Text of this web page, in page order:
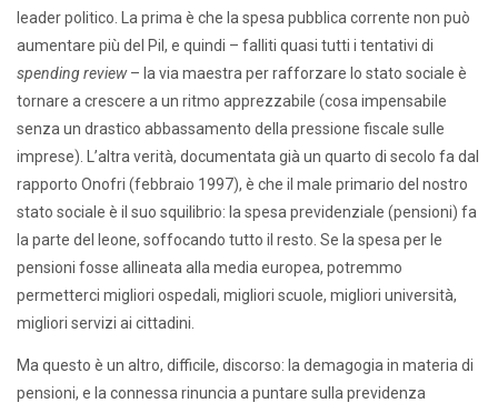
leader politico. La prima è che la spesa pubblica corrente non può
aumentare più del Pil, e quindi – falliti quasi tutti i tentativi di
spending review– la via maestra per rafforzare lo stato sociale è
tornare a crescere a un ritmo apprezzabile (cosa impensabile
senza un drastico abbassamento della pressione fiscale sulle
imprese). L’altra verità, documentata già un quarto di secolo fa dal
rapporto Onofri (febbraio 1997), è che il male primario del nostro
stato sociale è il suo squilibrio: la spesa previdenziale (pensioni) fa
la parte del leone, soffocando tutto il resto. Se la spesa per le
pensioni fosse allineata alla media europea, potremmo
permetterci migliori ospedali, migliori scuole, migliori università,
migliori servizi ai cittadini.
Ma questo è un altro, difficile, discorso: la demagogia in materia di
pensioni, e la connessa rinuncia a puntare sulla previdenza